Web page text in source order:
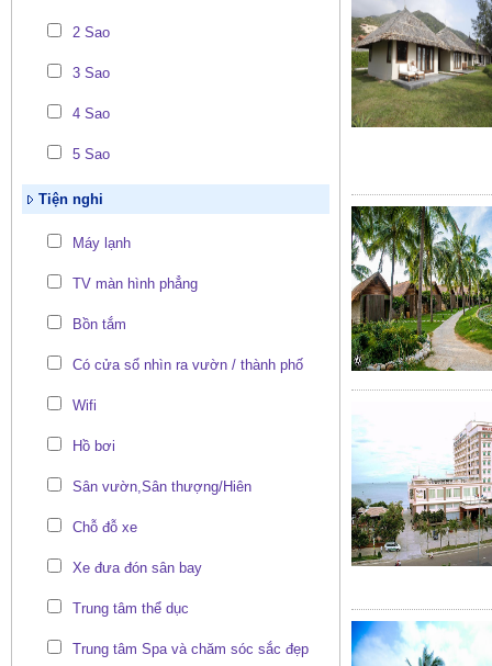
2 Sao
3 Sao
4 Sao
5 Sao
Tiện nghi
Máy lạnh
TV màn hình phẳng
Bồn tắm
Có cửa sổ nhìn ra vườn / thành phố
Wifi
Hồ bơi
Sân vườn,Sân thượng/Hiên
Chỗ đỗ xe
Xe đưa đón sân bay
Trung tâm thể dục
Trung tâm Spa và chăm sóc sắc đẹp